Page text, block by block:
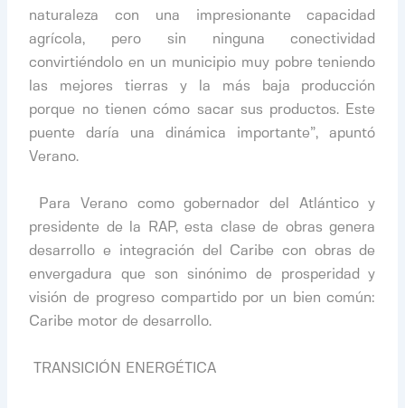
naturaleza con una impresionante capacidad
agrícola, pero sin ninguna conectividad
convirtiéndolo en un municipio muy pobre teniendo
las mejores tierras y la más baja producción
porque no tienen cómo sacar sus productos. Este
puente daría una dinámica importante”, apuntó
Verano.
​ Para Verano como gobernador del Atlántico y
presidente de la RAP, esta clase de obras genera
desarrollo e integración del Caribe con obras de
envergadura que son sinónimo de prosperidad y
visión de progreso compartido por un bien común:
Caribe motor de desarrollo.
​ TRANSICIÓN ENERGÉTICA